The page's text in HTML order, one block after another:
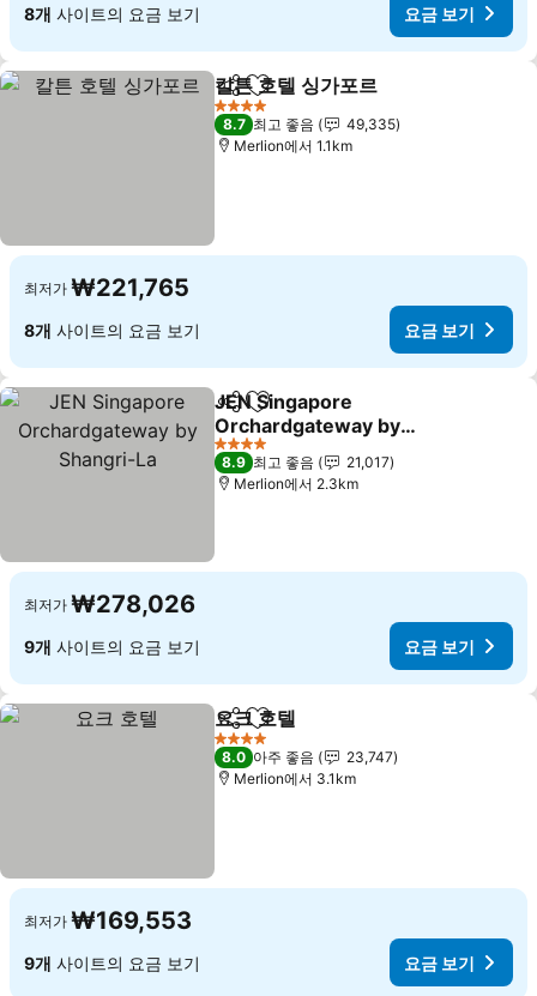
8개 사이트의 요금 보기 요금 보기
공유 즐겨찾기에 추가
칼튼 호텔 싱가포르
4 성급
8.7 최고 좋음
49,335
Merlion에서 1.1km
최저가 ₩221,765
8개 사이트의 요금 보기 요금 보기
공유 즐겨찾기에 추가
JEN Singapore
Orchardgateway by
Shangri-La
4 성급
8.9 최고 좋음
21,017
Merlion에서 2.3km
최저가 ₩278,026
9개 사이트의 요금 보기 요금 보기
공유 즐겨찾기에 추가
요크 호텔
4 성급
8.0 아주 좋음
23,747
Merlion에서 3.1km
최저가 ₩169,553
9개 사이트의 요금 보기 요금 보기